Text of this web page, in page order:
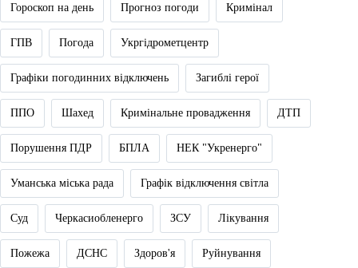
Гороскоп на день Прогноз погоди Кримінал
ГПВ Погода Укргідрометцентр
Графіки погодинних відключень Загиблі герої
ППО Шахед Кримінальне провадження ДТП
Порушення ПДР БПЛА НЕК "Укренерго"
Уманська міська рада Графік відключення світла
Суд Черкасиобленерго ЗСУ Лікування
Пожежа ДСНС Здоров'я Руйнування